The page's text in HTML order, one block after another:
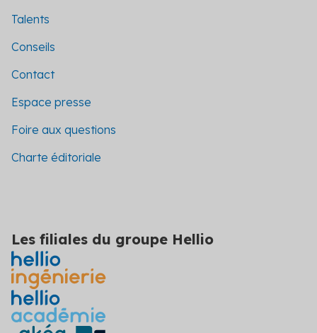
Talents
Conseils
Contact
Espace presse
Foire aux questions
Charte éditoriale
Les filiales du groupe Hellio